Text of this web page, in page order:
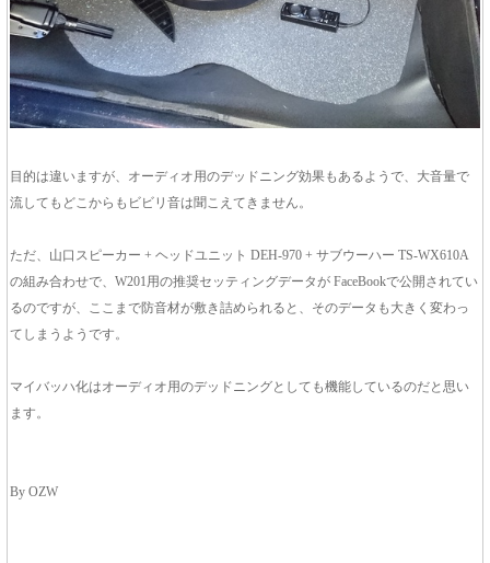
目的は違いますが、オーディオ用のデッドニング効果もあるようで、大音量で
流してもどこからもビビリ音は聞こえてきません。
ただ、山口スピーカー + ヘッドユニット DEH-970 + サブウーハー TS-WX610A
の組み合わせで、W201用の推奨セッティングデータが FaceBookで公開されてい
るのですが、ここまで防音材が敷き詰められると、そのデータも大きく変わっ
てしまうようです。
マイバッハ化はオーディオ用のデッドニングとしても機能しているのだと思い
ます。
By OZW